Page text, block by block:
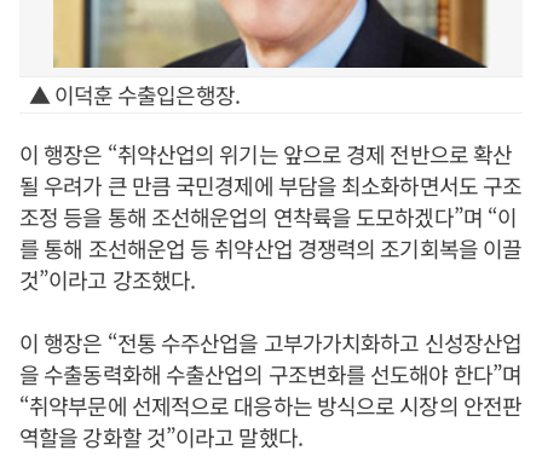
▲ 이덕훈 수출입은행장.
이 행장은 “취약산업의 위기는 앞으로 경제 전반으로 확산
될 우려가 큰 만큼 국민경제에 부담을 최소화하면서도 구조
조정 등을 통해 조선해운업의 연착륙을 도모하겠다”며 “이
를 통해 조선해운업 등 취약산업 경쟁력의 조기회복을 이끌
것”이라고 강조했다.
이 행장은 “전통 수주산업을 고부가가치화하고 신성장산업
을 수출동력화해 수출산업의 구조변화를 선도해야 한다”며
“취약부문에 선제적으로 대응하는 방식으로 시장의 안전판
역할을 강화할 것”이라고 말했다.